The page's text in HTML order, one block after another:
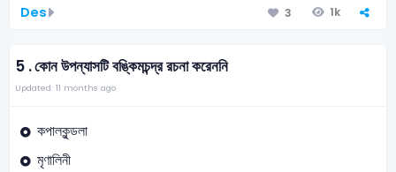
Des 3 1k
5 .কোন উপন্যাসটি বঙ্কিমচন্দ্র রচনা করেননি
Updated: 11 months ago
কপালকুন্ডলা
মৃণালিনী